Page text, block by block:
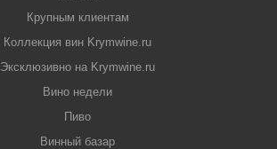
Крупным клиентам
Коллекция вин Krymwine.ru
Эксклюзивно на Krymwine.ru
Вино недели
Пиво
Винный базар